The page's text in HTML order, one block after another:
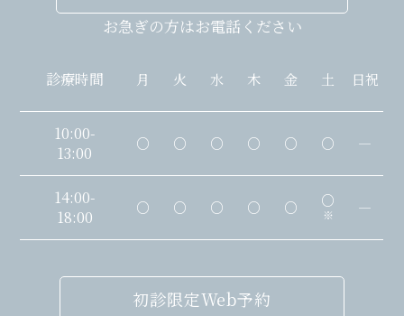
お急ぎの方はお電話ください
診療時間 月 火 水 木 金 土 日祝
10:00-
13:00
○ ○ ○ ○ ○ ○ ―
14:00-
18:00
○ ○ ○ ○ ○ ○
※ ―
初診限定Web予約